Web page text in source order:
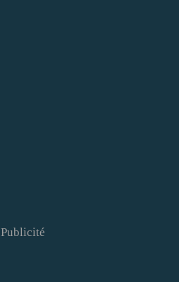
Publicité